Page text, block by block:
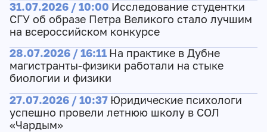
31.07.2026 / 10:00 Исследование студентки
СГУ об образе Петра Великого стало лучшим
на всероссийском конкурсе
28.07.2026 / 16:11 На практике в Дубне
магистранты-физики работали на стыке
биологии и физики
27.07.2026 / 10:37 Юридические психологи
успешно провели летнюю школу в СОЛ
«Чардым»